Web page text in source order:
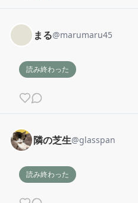
まる@marumaru45
読み終わった
隣の芝生@glasspan
読み終わった